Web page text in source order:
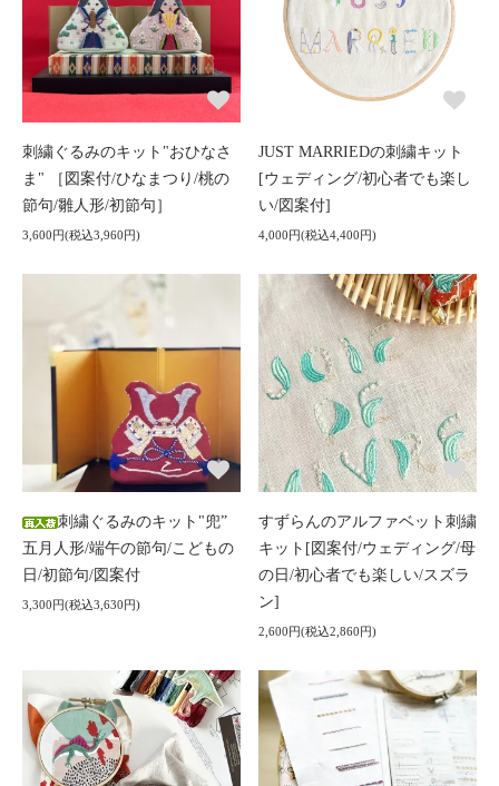
刺繍ぐるみのキット"おひなさ
ま" ［図案付/ひなまつり/桃の
節句/雛人形/初節句］
3,600円(税込3,960円)
JUST MARRIEDの刺繍キット
[ウェディング/初心者でも楽し
い/図案付]
4,000円(税込4,400円)
刺繍ぐるみのキット"兜”
五月人形/端午の節句/こどもの
日/初節句/図案付
3,300円(税込3,630円)
すずらんのアルファベット刺繍
キット[図案付/ウェディング/母
の日/初心者でも楽しい/スズラ
ン]
2,600円(税込2,860円)